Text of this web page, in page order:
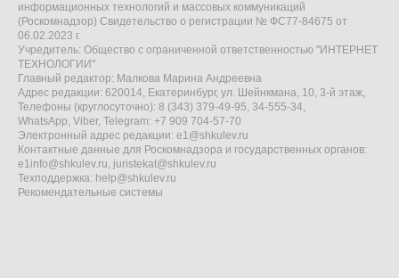
информационных технологий и массовых коммуникаций
(Роскомнадзор) Свидетельство о регистрации № ФС77-84675 от
06.02.2023 г.
Учредитель: Общество с ограниченной ответственностью "ИНТЕРНЕТ
ТЕХНОЛОГИИ"
Главный редактор: Малкова Марина Андреевна
Адрес редакции: 620014, Екатеринбург, ул. Шейнкмана, 10, 3-й этаж,
Телефоны (круглосуточно): 8 (343) 379-49-95, 34-555-34,
WhatsApp, Viber, Telegram: +7 909 704-57-70
Электронный адрес редакции: e1@shkulev.ru
Контактные данные для Роскомнадзора и государственных органов:
e1info@shkulev.ru, juristekat@shkulev.ru
Техподдержка: help@shkulev.ru
Рекомендательные системы